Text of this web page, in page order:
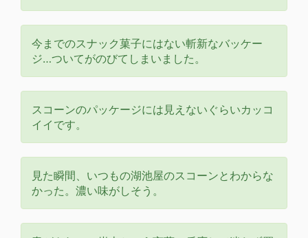
今までのスナック菓子にはない斬新なバッケー
ジ…ついてがのびてしまいました。
スコーンのパッケージには見えないぐらいカッコ
イイです。
見た瞬間、いつもの湖池屋のスコーンとわからな
かった。濃い味がしそう。